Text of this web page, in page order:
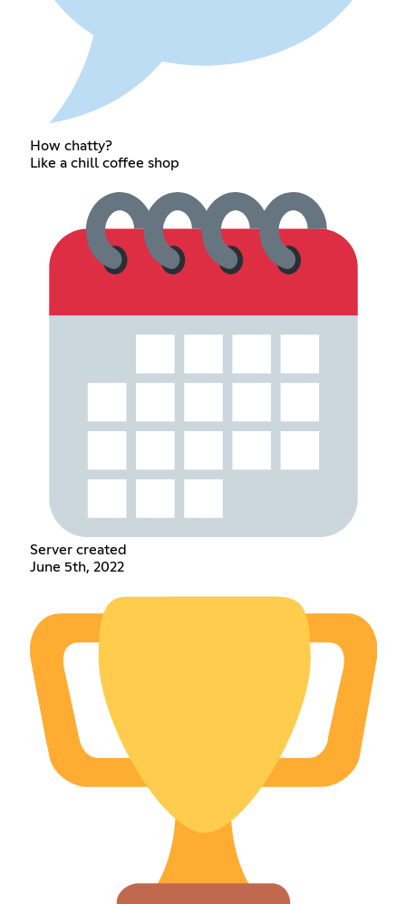
How chatty?
Like a chill coffee shop
Server created
June 5th, 2022